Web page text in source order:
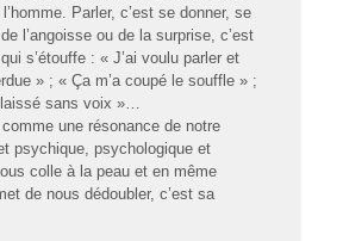
Parler, c’est se donner, se
l’angoisse ou de la surprise, c’est
s’étouffe : « J’ai voulu parler et
» ; « Ça m’a coupé le souffle » ;
laissé sans voix »…
une résonance de notre
psychique, psychologique et
colle à la peau et en même
de nous dédoubler, c’est sa